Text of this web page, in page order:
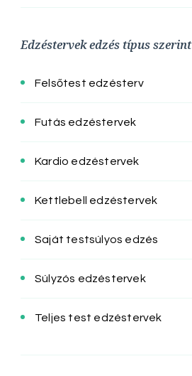
Edzéstervek edzés típus szerint
Felsőtest edzésterv
Futás edzéstervek
Kardio edzéstervek
Kettlebell edzéstervek
Saját testsúlyos edzés
Súlyzós edzéstervek
Teljes test edzéstervek